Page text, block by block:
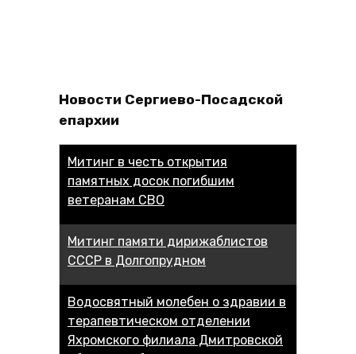
Новости Сергиево-Посадской
епархии
Митинг в честь открытия
памятных досок погибшим
ветеранам СВО
Митинг памяти дирижаблистов
СССР в Долгопрудном
Водосвятный молебен о здравии в
терапевтическом отделении
Яхромского филиала Дмитровской